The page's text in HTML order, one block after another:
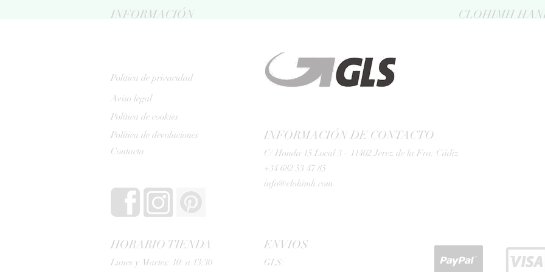
INFORMACIÓN CLOHIMH
Politica de privacidad
Aviso legal
Política de cookies
Política de devoluciones
Contacta
INFORMACIÓN DE CONTACTO
C/ Honda 15 Local 3 - 11402 Jerez de la Fra. Cádiz
+34 682 53 47 85
info@clohimh.com
HORARIO TIENDA
Lunes y Martes: 10: a 13:30
ENVIOS
GLS: